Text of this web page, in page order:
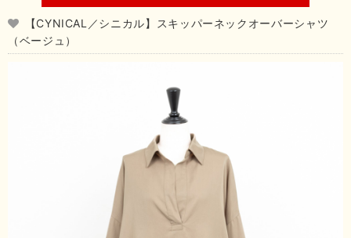
【CYNICAL／シニカル】スキッパーネックオーバーシャツ
（ベージュ）